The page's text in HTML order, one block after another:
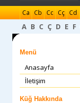
Ca Cb Cc Cç Cd
A B C Ç D E F
Menü
Anasayfa
İletişim
Küğ Hakkında